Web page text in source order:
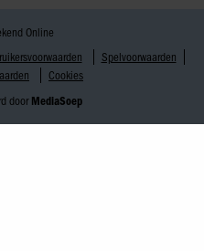
Online
Spelvoorwaarden
Cookies
door MediaSoep